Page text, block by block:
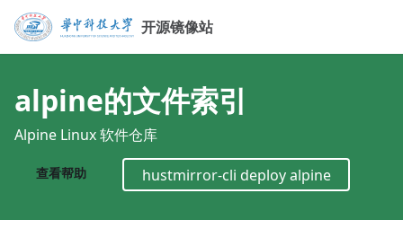
开源镜像站
alpine的文件索引
Alpine Linux 软件仓库
查看帮助 hustmirror-cli deployalpine